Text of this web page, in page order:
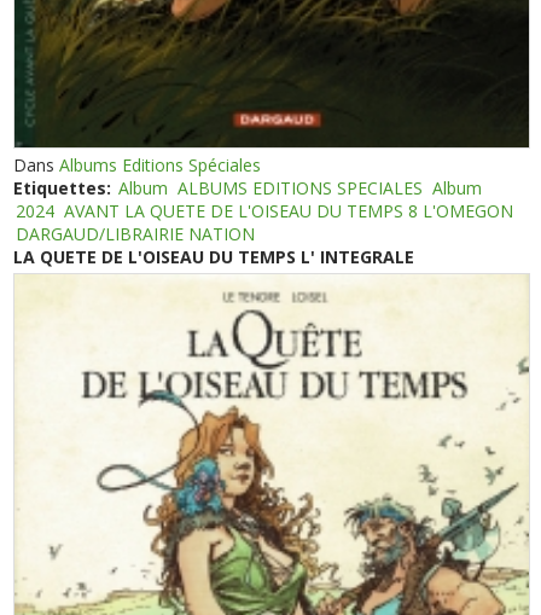
DansAlbums Editions Spéciales
Etiquettes: Album ALBUMS EDITIONS SPECIALES Album
2024 AVANT LA QUETE DE L'OISEAU DU TEMPS 8 L'OMEGON
DARGAUD/LIBRAIRIE NATION
LA QUETE DE L'OISEAU DU TEMPS L' INTEGRALE